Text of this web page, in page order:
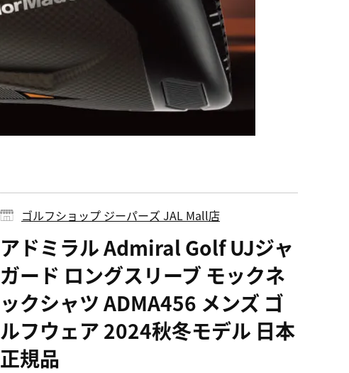
ゴルフショップ ジーパーズ JAL Mall店
アドミラル Admiral Golf UJジャ
ガード ロングスリーブ モックネ
ックシャツ ADMA456 メンズ ゴ
ルフウェア 2024秋冬モデル 日本
正規品